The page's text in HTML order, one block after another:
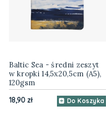
Baltic Sea - średni zeszyt
w kropki 14,5x20,5cm (A5),
120gsm
18,90 zł Do Koszyka